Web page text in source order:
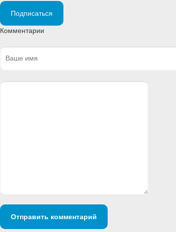
Подписаться
Комментарии
Отправить комментарий